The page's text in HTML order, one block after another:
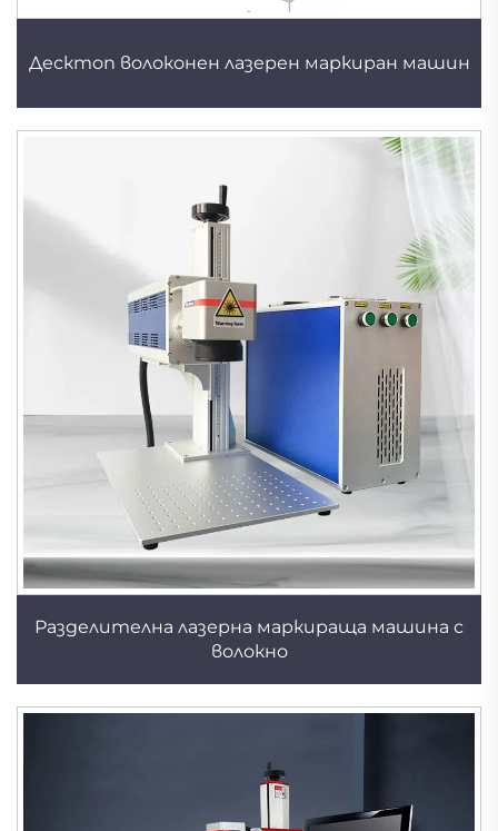
Десктоп волоконен лазерен маркиран машин
Разделителна лазерна маркираща машина с
волокно